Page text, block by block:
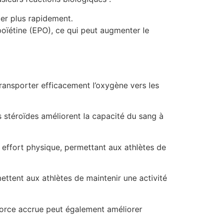
plus rapidement.
(EPO), ce qui peut augmenter le
efficacement l’oxygène vers les
améliorent la capacité du sang à
physique, permettant aux athlètes de
aux athlètes de maintenir une activité
accrue peut également améliorer